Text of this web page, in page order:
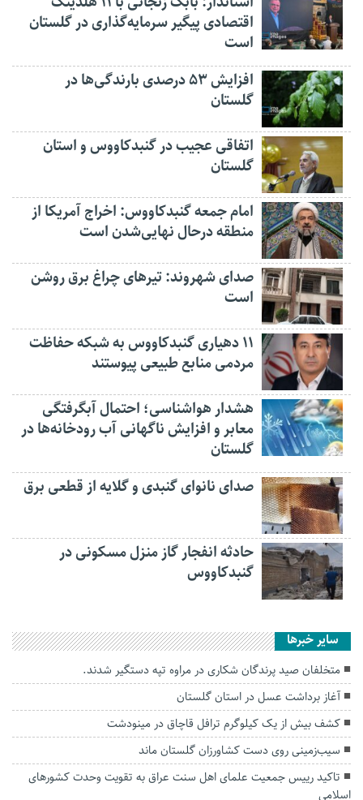
اقتصادی پیگیر سرمایه‌گذاری در گلستان
است
افزایش ۵۳ درصدی بارندگی‌ها در
گلستان
اتفاقی عجیب در‌ گنبدکاووس و استان
گلستان
امام جمعه گنبدکاووس: اخراج آمریکا از
منطقه درحال نهایی‌شدن است
صدای شهروند: تیرهای چراغ برق روشن
است
۱۱ دهیاری گنبدکاووس به شبکه حفاظت
مردمی منابع طبیعی پیوستند
هشدار هواشناسی؛ احتمال آبگرفتگی
معابر و افزایش ناگهانی آب رودخانه‌ها در
گلستان
صدای نانوای گنبدی و گلایه از قطعی برق
حادثه انفجار گاز منزل مسکونی در
گنبدکاووس
سایر خبرها
متخلفان صید پرندگان شکاری در مراوه تپه دستگیر شدند.
آغاز برداشت عسل در استان گلستان
کشف بیش از یک کیلوگرم ترافل قاچاق در مینودشت
سیب‌زمینی‌ روی دست کشاورزان گلستان ماند
تاکید رییس جمعیت علمای اهل سنت عراق به تقویت وحدت کشورهای
اسلامی